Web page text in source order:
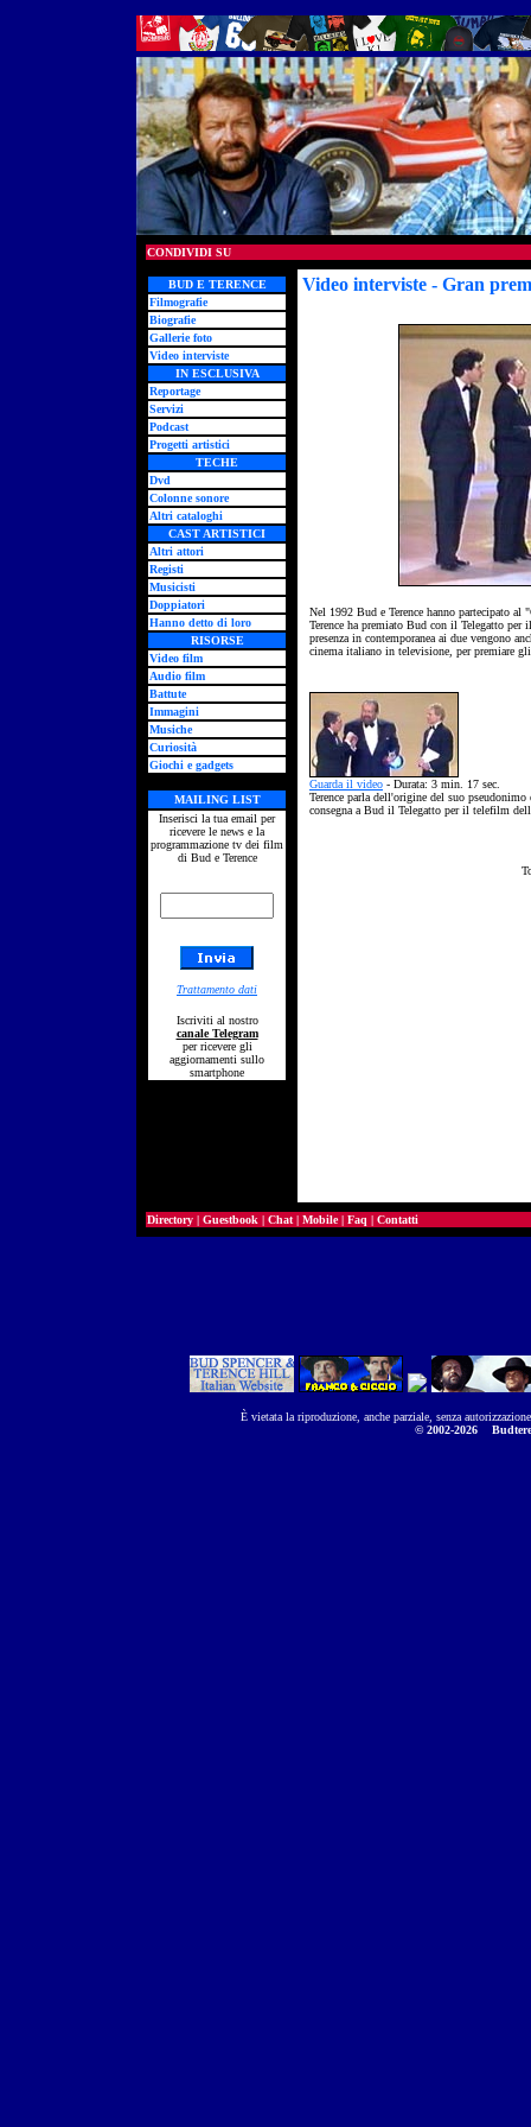
CONDIVIDI SU
BUD E TERENCE
Filmografie
Biografie
Gallerie foto
Video interviste
IN ESCLUSIVA
Reportage
Servizi
Podcast
Progetti artistici
TECHE
Dvd
Colonne sonore
Altri cataloghi
CAST ARTISTICI
Altri attori
Registi
Musicisti
Doppiatori
Hanno detto di loro
RISORSE
Video film
Audio film
Battute
Immagini
Musiche
Curiosità
Giochi e gadgets
MAILING LIST
Inserisci la tua email per
ricevere le news e la
programmazione tv dei film
di Bud e Terence
Trattamento dati
Iscriviti al nostro
canale Telegram
per ricevere gli
aggiornamenti sullo
smartphone
Video interviste - Gran
Nel 1992 Bud e Terence hanno partecipato
Terence ha premiato Bud con il Telegatto
presenza in contemporanea ai due vengono
cinema italiano in televisione, per premiare
Guarda il video - Durata: 3 min. 17 sec.
Terence parla dell'origine del suo pseudonimo
consegna a Bud il Telegatto per il telefilm
Directory | Guestbook | Chat | Mobile| Faq | Contatti
È vietata la riproduzione, anche parziale, senza
© 2002-2026